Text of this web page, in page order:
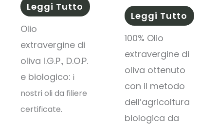
Leggi Tutto
Olio
extravergine di
oliva I.G.P., D.O.P.
e biologico: i
nostri oli da filiere
certificate.
Leggi Tutto
100% Olio
extravergine di
oliva ottenuto
con il metodo
dell’agricoltura
biologica da